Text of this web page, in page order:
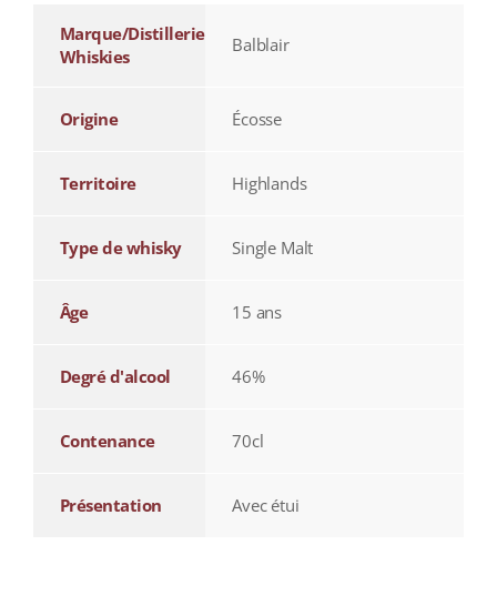
Marque/Distillerie
Whiskies
Balblair
Origine Écosse
Territoire Highlands
Type de whisky Single Malt
Âge 15 ans
Degré d'alcool 46%
Contenance 70cl
Présentation Avec étui